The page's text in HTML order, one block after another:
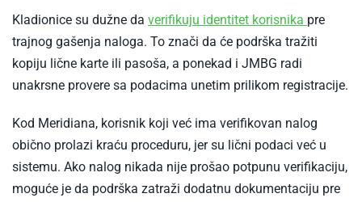
Kladionice su dužne da verifikuju identitet korisnika -
Potvrda
u
pre
trajnog gašenja naloga. To znači da će podrška tražiti
kopiju lične karte ili pasoša, a ponekad i JMBG radi
unakrsne provere sa podacima unetim prilikom registracije.
Kod Meridiana, korisnik koji već ima verifikovan nalog
obično prolazi kraću proceduru, jer su lični podaci već u
sistemu. Ako nalog nikada nije prošao potpunu verifikaciju,
moguće je da podrška zatraži dodatnu dokumentaciju pre